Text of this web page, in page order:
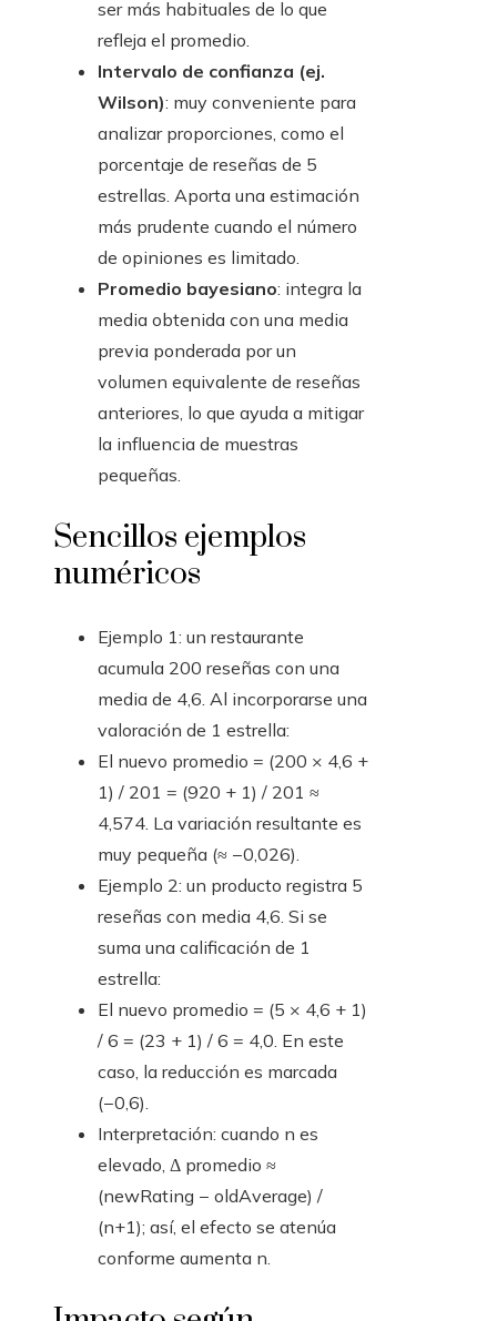
ser más habituales de lo que
refleja el promedio.
Intervalo de confianza (ej.
Wilson): muy conveniente para
analizar proporciones, como el
porcentaje de reseñas de 5
estrellas. Aporta una estimación
más prudente cuando el número
de opiniones es limitado.
Promedio bayesiano: integra la
media obtenida con una media
previa ponderada por un
volumen equivalente de reseñas
anteriores, lo que ayuda a mitigar
la influencia de muestras
pequeñas.
Sencillos ejemplos
numéricos
Ejemplo 1: un restaurante
acumula 200 reseñas con una
media de 4,6. Al incorporarse una
valoración de 1 estrella:
El nuevo promedio = (200 × 4,6 +
1) / 201 = (920 + 1) / 201 ≈
4,574. La variación resultante es
muy pequeña (≈ −0,026).
Ejemplo 2: un producto registra 5
reseñas con media 4,6. Si se
suma una calificación de 1
estrella:
El nuevo promedio = (5 × 4,6 + 1)
/ 6 = (23 + 1) / 6 = 4,0. En este
caso, la reducción es marcada
(−0,6).
Interpretación: cuando n es
elevado, Δ promedio ≈
(newRating − oldAverage) /
(n+1); así, el efecto se atenúa
conforme aumenta n.